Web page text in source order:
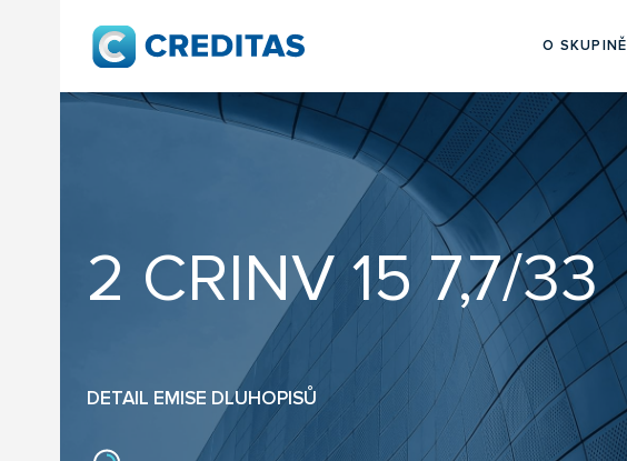
O SKUPINĚ
2 CRINV 15 7,7/33
DETAIL EMISE DLUHOPISŮ